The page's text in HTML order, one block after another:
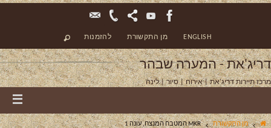
ENGLISH מן התקשורת להזמנות
דריג'את - המערה שבהר
מרכז תיירות דריג'את | אירוח | סיור | לינה
מן התקשורת MKR המטבח המנצח, עונה 1